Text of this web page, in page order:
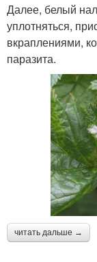
Далее, белый
уплотняться,
вкраплениями,
паразита.
читать дальше →